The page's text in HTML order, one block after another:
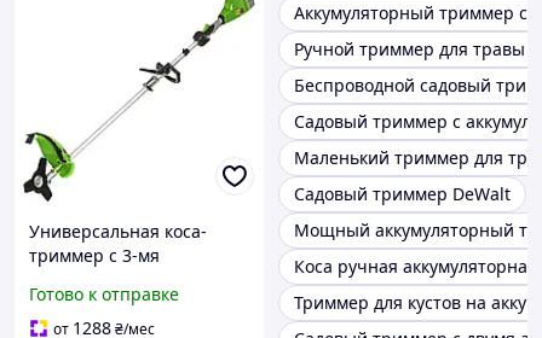
Универсальная коса-
триммер с 3-мя
Procraft PTA20/4/2 (без
АКБ и ЗУ), Ручной
Готово к отправке
от 1288₴/мес
Аккумуляторный триммер
Ручной триммер для травы
Беспроводной садовый
Садовый триммер с
Маленький триммер для
Садовый триммер DeWalt
Мощный аккумуляторный
Коса ручная аккумуляторная
Триммер для кустов на